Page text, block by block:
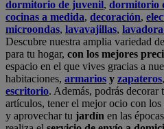
dormitorio de juvenil, dormitorio
cocinas a medida, decoración,
microondas, lavavajillas,
Descubre nuestra amplia variedad
para tu hogar, con los mejores
espacio en el que vives gracias a
habitaciones, armarios y zapateros,
escritorio. Además, podrás decorar
artículos, tener el mejor ocio con los
y aprovechar tu jardín en las